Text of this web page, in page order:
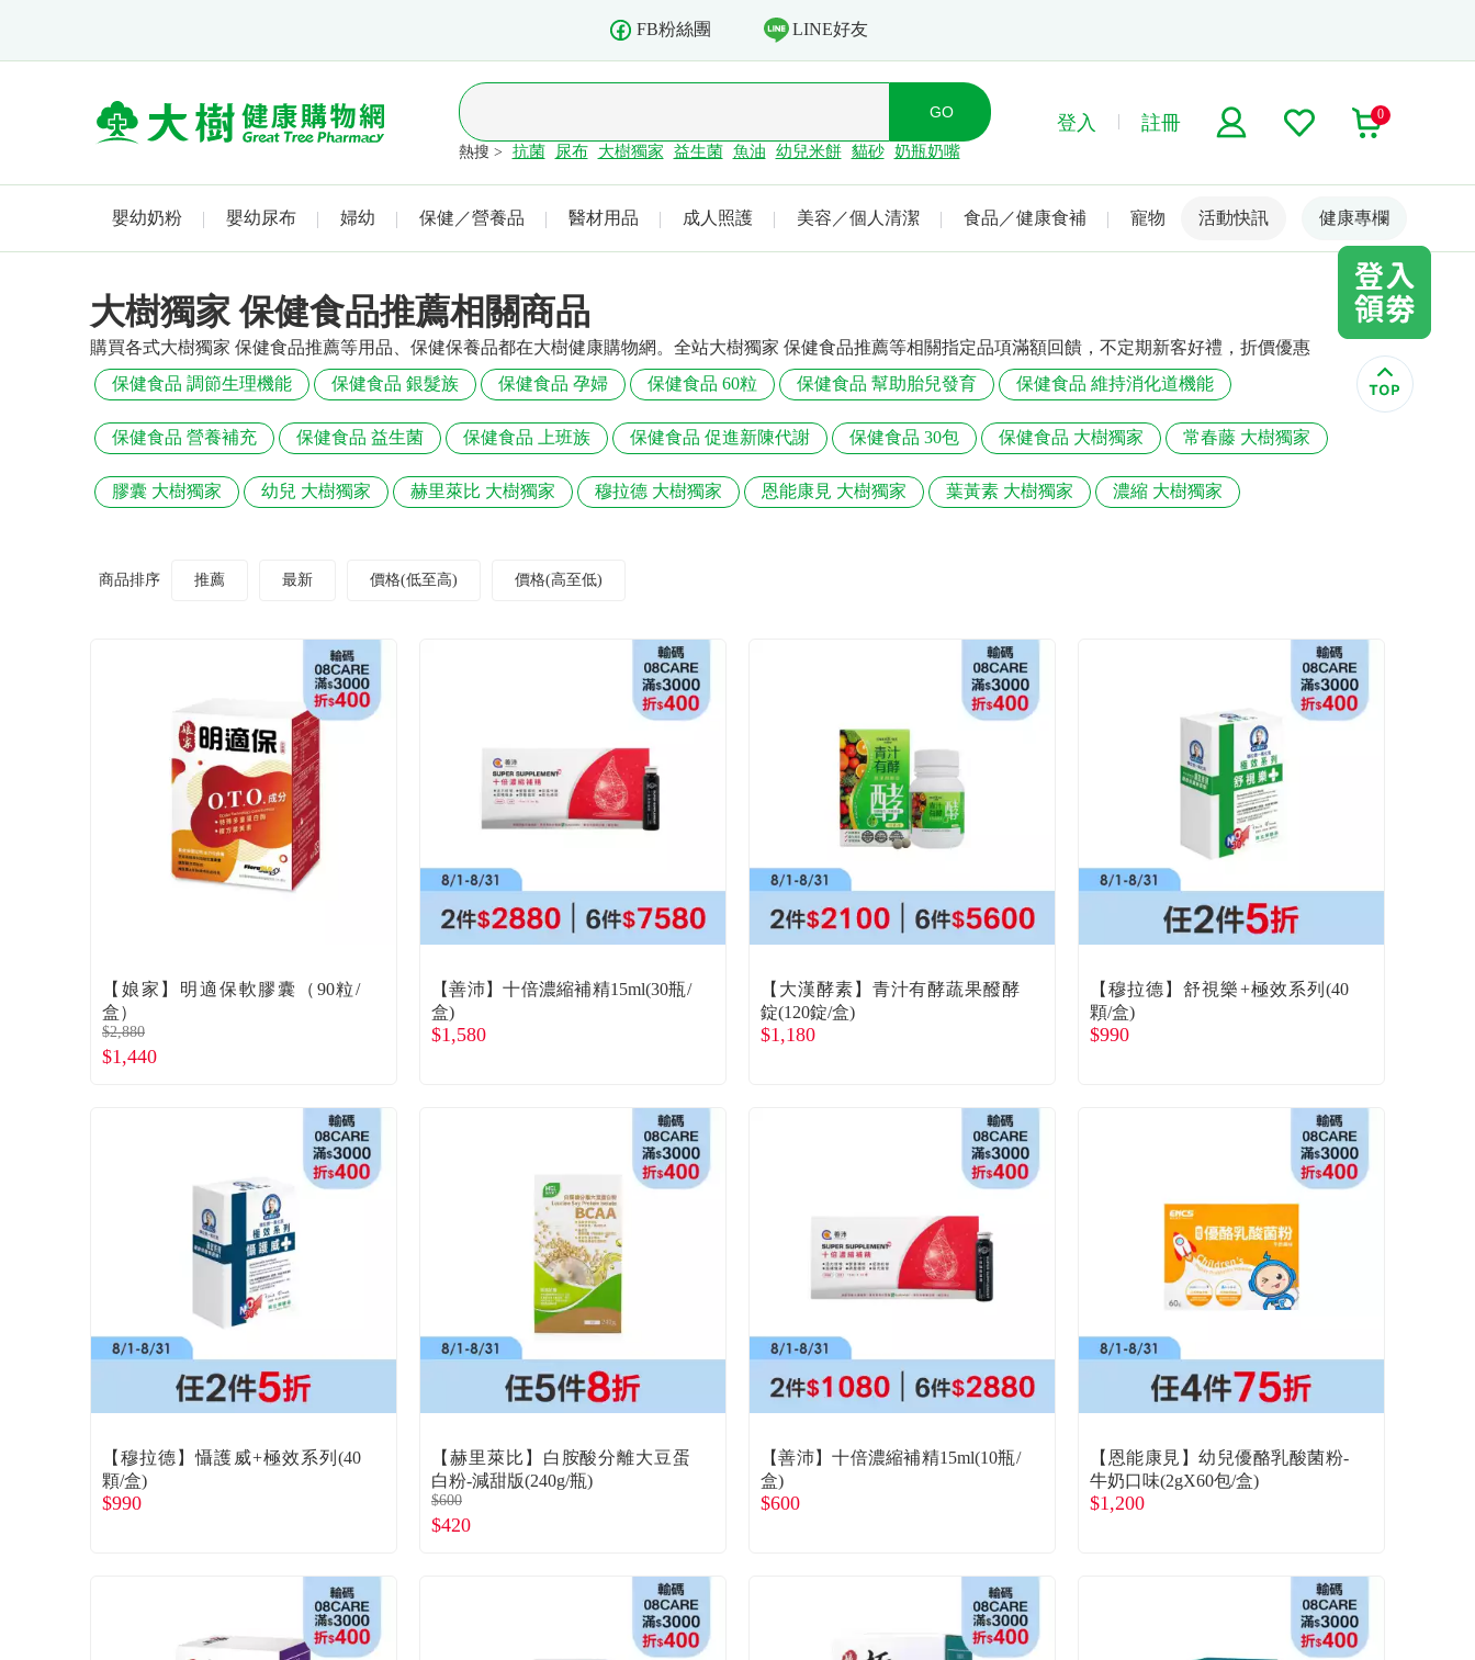
FB粉絲團 LINE好友
熱搜 > 抗菌 尿布 大樹獨家 益生菌 魚油 幼兒米餅 貓砂 奶瓶奶嘴
登入 註冊 0
嬰幼奶粉 嬰幼尿布 婦幼 保健／營養品 醫材用品 成人照護 美容／個人清潔 食品／健康食補 寵物 名人嚴選
活動快訊 健康專欄
大樹獨家 保健食品推薦相關商品
購買各式大樹獨家 保健食品推薦等用品、保健保養品都在大樹健康購物網。全站大樹獨家 保健食品推薦等相關指定品項滿額回饋，不定期新客好禮，折價優惠
保健食品 調節生理機能
保健食品 銀髮族 保健食品 孕婦 保健食品 60粒 保健食品 幫助胎兒發育 保健食品 維持消化道機能
保健食品 營養補充 保健食品 益生菌 保健食品 上班族 保健食品 促進新陳代謝 保健食品 30包 保健食品 大樹獨家 常春藤 大樹獨家
膠囊 大樹獨家 幼兒 大樹獨家 赫里萊比 大樹獨家 穆拉德 大樹獨家 恩能康見 大樹獨家 葉黃素 大樹獨家 濃縮 大樹獨家
商品排序 推薦 最新 價格(低至高) 價格(高至低)
【娘家】明適保軟膠囊（90粒/
盒）
$2,880
$1,440
【善沛】十倍濃縮補精15ml(30瓶/
盒)
$1,580
【大漢酵素】青汁有酵蔬果醱酵
錠(120錠/盒)
$1,180
【穆拉德】舒視樂+極效系列(40
顆/盒)
$990
【穆拉德】懾護威+極效系列(40
顆/盒)
$990
【赫里萊比】白胺酸分離大豆蛋
白粉-減甜版(240g/瓶)
$600
$420
【善沛】十倍濃縮補精15ml(10瓶/
盒)
$600
【恩能康見】幼兒優酪乳酸菌粉-
牛奶口味(2gX60包/盒)
$1,200